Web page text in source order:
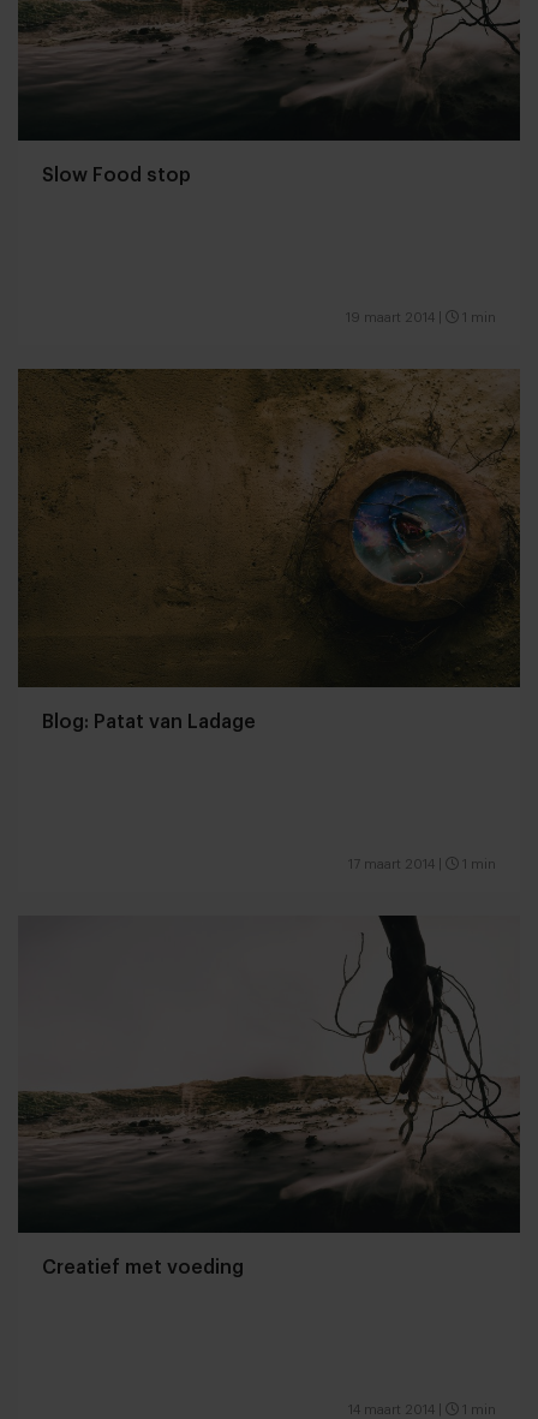
Slow Food stop
19 maart 2014 1 min
Blog: Patat van Ladage
17 maart 2014 1 min
Creatief met voeding
14 maart 2014 1 min